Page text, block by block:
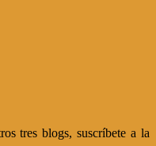
tres blogs, suscríbete a la